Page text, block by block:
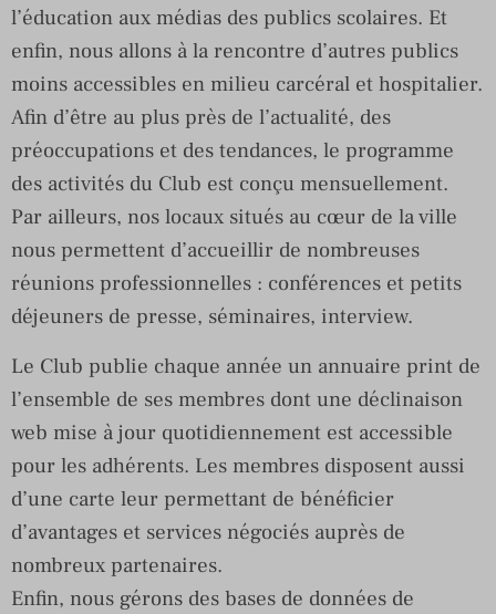
l’éducation aux médias des publics scolaires. Et
enfin, nous allons à la rencontre d’autres publics
moins accessibles en milieu carcéral et hospitalier.
Afin d’être au plus près de l’actualité, des
préoccupations et des tendances, le programme
des activités du Club est conçu mensuellement.
Par ailleurs, nos locaux situés au cœur de la ville
nous permettent d’accueillir de nombreuses
réunions professionnelles : conférences et petits
déjeuners de presse, séminaires, interview.
Le Club publie chaque année un annuaire print de
l’ensemble de ses membres dont une déclinaison
web mise à jour quotidiennement est accessible
pour les adhérents. Les membres disposent aussi
d’une carte leur permettant de bénéficier
d’avantages et services négociés auprès de
nombreux partenaires.
Enfin, nous gérons des bases de données de